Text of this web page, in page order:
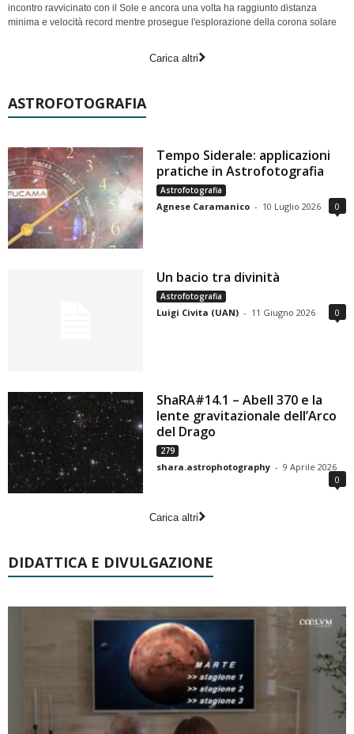
incontro ravvicinato con il Sole e ancora una volta ha raggiunto distanza
minima e velocità record mentre prosegue l'esplorazione della corona solare
Carica altri
ASTROFOTOGRAFIA
Tempo Siderale: applicazioni
pratiche in Astrofotografia
Astrofotografia
Agnese Caramanico - 10 Luglio 2026 0
Un bacio tra divinità
Astrofotografia
Luigi Civita (UAN) - 11 Giugno 2026 0
ShaRA#14.1 – Abell 370 e la
lente gravitazionale dell’Arco
del Drago
279
shara.astrophotography - 9 Aprile 2026
0
Carica altri
DIDATTICA E DIVULGAZIONE